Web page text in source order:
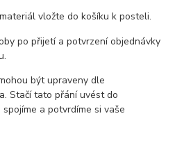
vložte do košíku k posteli.
po přijetí a potvrzení objednávky
být upraveny dle
Stačí tato přání uvést do
a potvrdíme si vaše